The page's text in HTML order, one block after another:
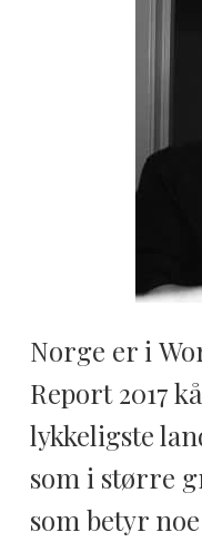
Norge er i
Report2017
lykkeligste
som i større
som betyr